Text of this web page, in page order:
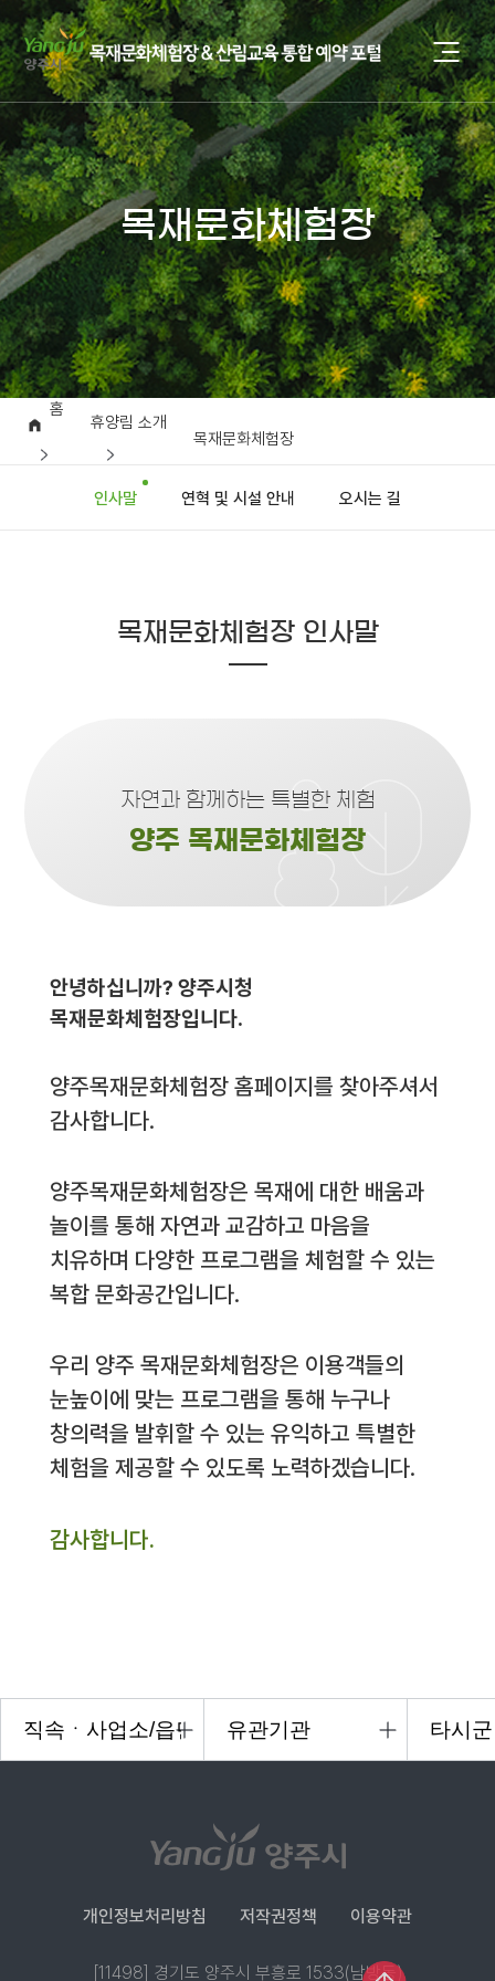
목재문화체험장
홈
휴양림 소개
목재문화체험장
인사말 연혁 및 시설 안내 오시는 길
목재문화체험장 인사말
자연과 함께하는 특별한 체험
양주 목재문화체험장
안녕하십니까? 양주시청
목재문화체험장입니다.
양주목재문화체험장 홈페이지를 찾아주셔서
감사합니다.
양주목재문화체험장은 목재에 대한 배움과
놀이를 통해 자연과 교감하고 마음을
치유하며 다양한 프로그램을 체험할 수 있는
복합 문화공간입니다.
우리 양주 목재문화체험장은 이용객들의
눈높이에 맞는 프로그램을 통해 누구나
창의력을 발휘할 수 있는 유익하고 특별한
체험을 제공할 수 있도록 노력하겠습니다.
감사합니다.
개인정보처리방침 저작권정책 이용약관
[11498] 경기도 양주시 부흥로 1533(남방동)